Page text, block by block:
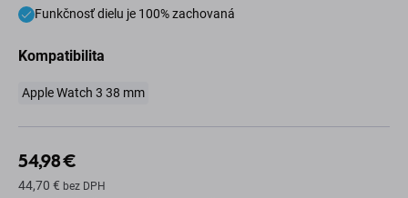
Funkčnosť dielu je 100% zachovaná
Kompatibilita
Apple Watch 3 38 mm
54,98 €
44,70 € bez DPH